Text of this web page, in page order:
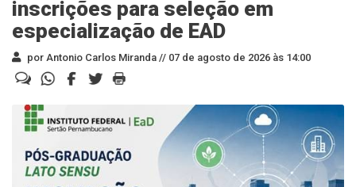
inscrições para seleção em
especialização de EAD
por Antonio Carlos Miranda // 07 de agosto de 2026 às 14:00